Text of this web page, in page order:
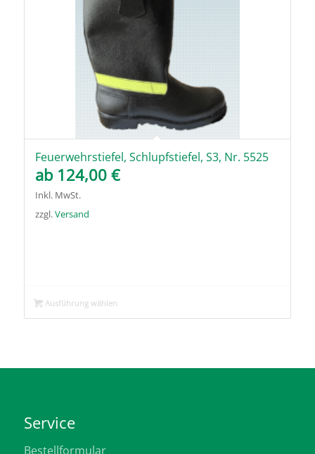
Feuerwehrstiefel, Schlupfstiefel, S3, Nr. 5525
ab 124,00 €
Inkl. MwSt.
zzgl.Versand
Ausführung wählen
Service
Bestellformular